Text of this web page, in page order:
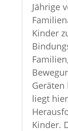
Jährige
Kinder
Geräten
liegt
Kinder.